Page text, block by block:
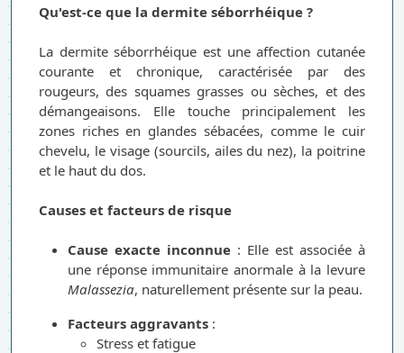
Qu'est-ce que la dermite séborrhéique ?
La dermite séborrhéique est une affection cutanée
courante et chronique, caractérisée par des
rougeurs, des squames grasses ou sèches, et des
démangeaisons. Elle touche principalement les
zones riches en glandes sébacées, comme le cuir
chevelu, le visage (sourcils, ailes du nez), la poitrine
et le haut du dos.
Causes et facteurs de risque
Cause exacte inconnue : Elle est associée à
une réponse immunitaire anormale à la levure
Malassezia, naturellement présente sur la peau.
Facteurs aggravants :
Stress et fatigue